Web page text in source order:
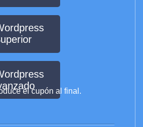
el cupón al final.